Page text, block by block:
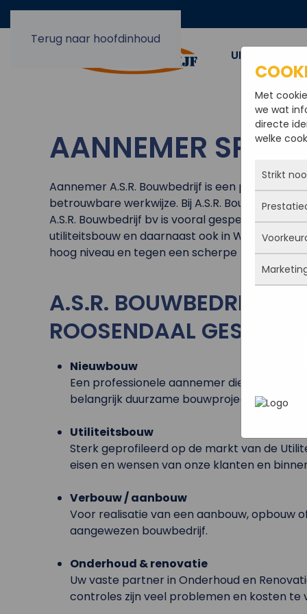
Terug naar hoofdinhoud
UIT EN
AANNEMER
Aannemer A.S.R. Bouwbedrijf is een
betrouwbare werkwijze. Bij A.S.R. Bouwbedrijf
A.S.R. Bouwbedrijf bv is vooral gespecialiseerd
utiliteitsbouw en daarnaast ook in WMO
hoog niveau en tegen een scherpe prijs na.
A.S.R. BOUWBEDRIJF IS
ROOSENDAAL
Nieuwbouw
Een professionele aannemer die met zijn
belangrijk duurzame bouwprojecten aflevert.
Utiliteitsbouw
Sterk geprofileerd op de markt van de
eisen en wensen van onze klanten en
Verbouw / aanbouw
Voor realisatie van een aanbouw, opbouw
aangewezen bouwbedrijf.
Onderhoud & renovatie
Uw vaste partner in Onderhoud en
controles zijn veel problemen en kosten te
Met
we wat
directe
welke
Strikt
Deze
actief
iets
Je kunt
maar
Met
deze
uw
Deze
heen
wordt
je